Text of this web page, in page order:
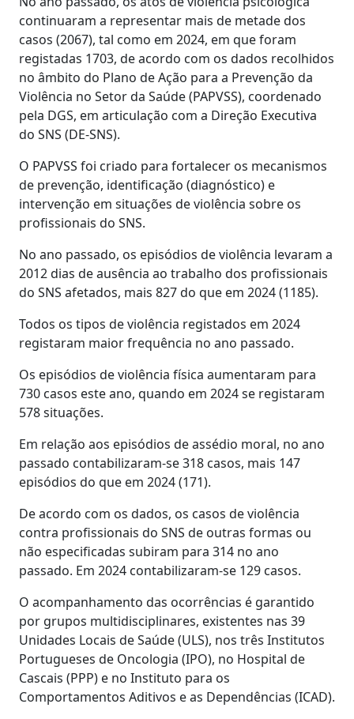
continuaram a representar mais de metade dos
casos (2067), tal como em 2024, em que foram
registadas 1703, de acordo com os dados recolhidos
no âmbito do Plano de Ação para a Prevenção da
Violência no Setor da Saúde (PAPVSS), coordenado
pela DGS, em articulação com a Direção Executiva
do SNS (DE-SNS).
O PAPVSS foi criado para fortalecer os mecanismos
de prevenção, identificação (diagnóstico) e
intervenção em situações de violência sobre os
profissionais do SNS.
No ano passado, os episódios de violência levaram a
2012 dias de ausência ao trabalho dos profissionais
do SNS afetados, mais 827 do que em 2024 (1185).
Todos os tipos de violência registados em 2024
registaram maior frequência no ano passado.
Os episódios de violência física aumentaram para
730 casos este ano, quando em 2024 se registaram
578 situações.
Em relação aos episódios de assédio moral, no ano
passado contabilizaram-se 318 casos, mais 147
episódios do que em 2024 (171).
De acordo com os dados, os casos de violência
contra profissionais do SNS de outras formas ou
não especificadas subiram para 314 no ano
passado. Em 2024 contabilizaram-se 129 casos.
O acompanhamento das ocorrências é garantido
por grupos multidisciplinares, existentes nas 39
Unidades Locais de Saúde (ULS), nos três Institutos
Portugueses de Oncologia (IPO), no Hospital de
Cascais (PPP) e no Instituto para os
Comportamentos Aditivos e as Dependências (ICAD).